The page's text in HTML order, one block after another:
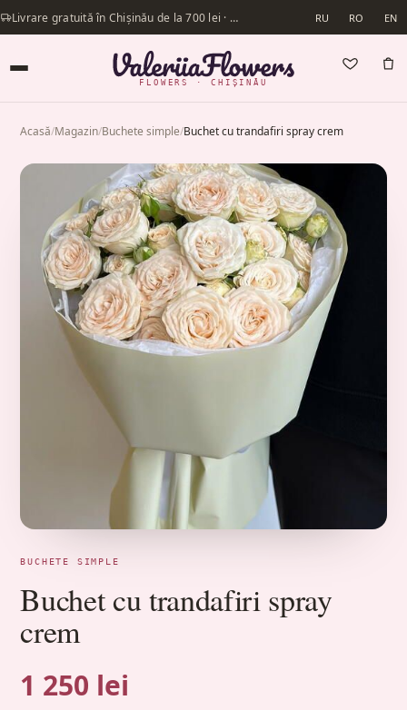
Livrare gratuită în Chișinău de la 700 lei · Livrăm în aceeași zi RU RO EN
FLOWERS · CHIȘINĂU
Acasă/Magazin/Buchete simple/Buchet cu trandafiri spray crem
BUCHETE SIMPLE
Buchet cu trandafiri spray
crem
1 250 lei